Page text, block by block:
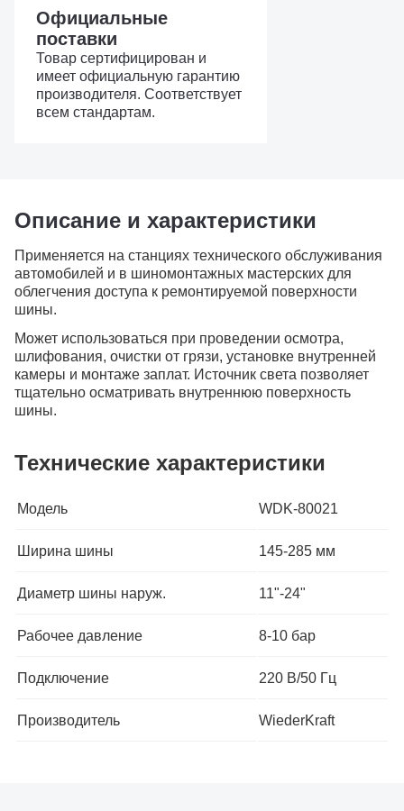
Официальные
поставки
Товар сертифицирован и
имеет официальную гарантию
производителя. Соответствует
всем стандартам.
Описание и характеристики
Применяется на станциях технического обслуживания
автомобилей и в шиномонтажных мастерских для
облегчения доступа к ремонтируемой поверхности
шины.
Может использоваться при проведении осмотра,
шлифования, очистки от грязи, установке внутренней
камеры и монтаже заплат. Источник света позволяет
тщательно осматривать внутреннюю поверхность
шины.
Технические характеристики
Модель WDK-80021
Ширина шины 145-285 мм
Диаметр шины наруж. 11"-24"
Рабочее давление 8-10 бар
Подключение 220 В/50 Гц
Производитель WiederKraft